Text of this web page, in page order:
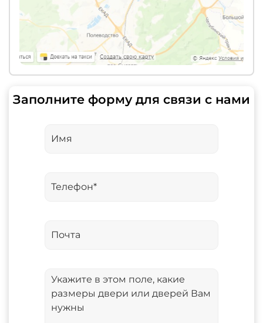
Заполните форму для связи с нами